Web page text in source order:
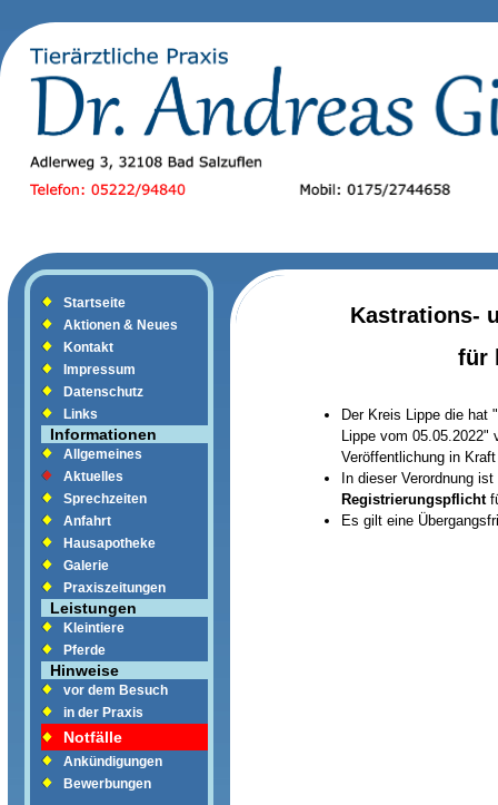
Startseite
Aktionen & Neues
Kontakt
Impressum
Datenschutz
Links
Informationen
Allgemeines
Aktuelles
Sprechzeiten
Anfahrt
Hausapotheke
Galerie
Praxiszeitungen
Leistungen
Kleintiere
Pferde
Hinweise
vor dem Besuch
in der Praxis
Notfälle
Ankündigungen
Bewerbungen
Kastrations-
für
Der Kreis Lippe die hat
Lippe vom 05.05.2022"
Veröffentlichung in
In dieser Verordnung
Registrierungspflicht
Es gilt eine